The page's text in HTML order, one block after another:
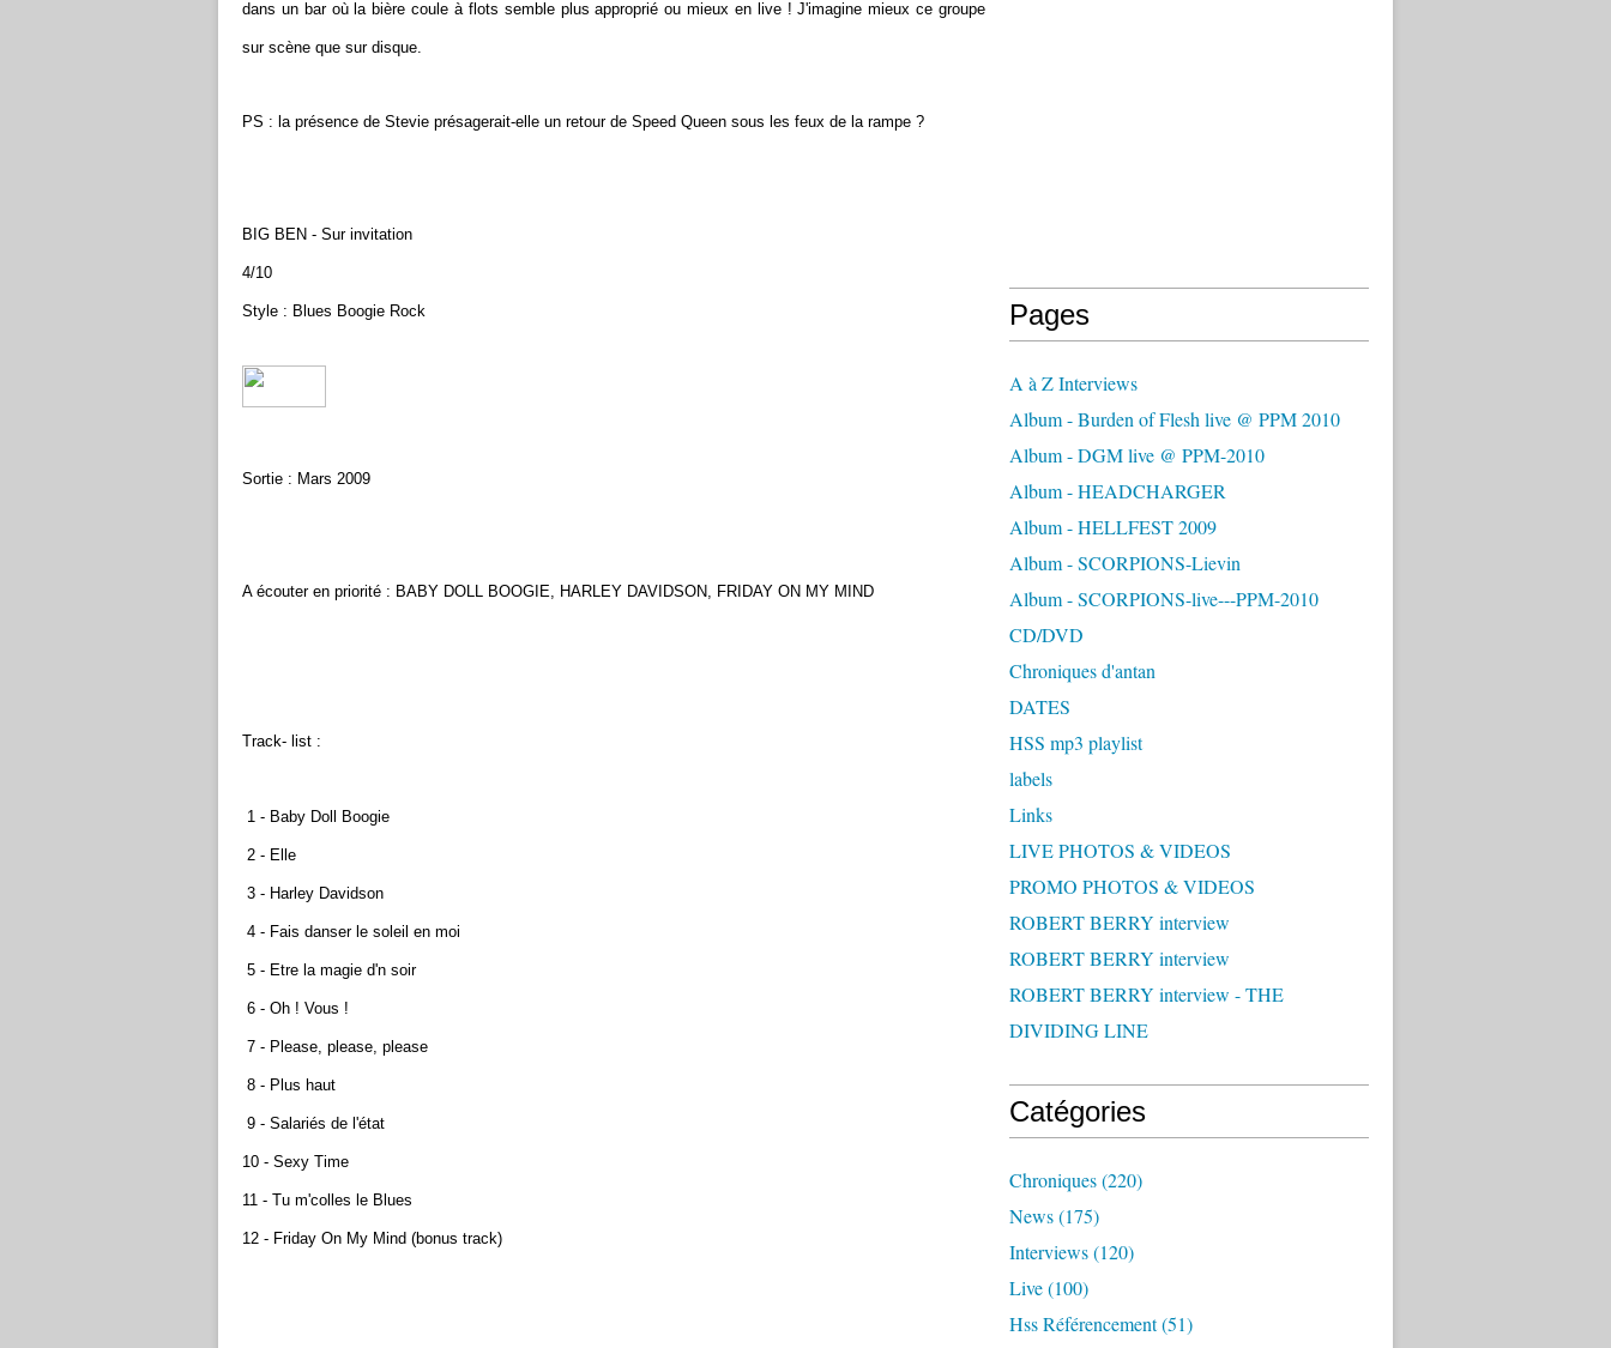
dans un bar où la bière coule à flots semble plus approprié ou mieux en live ! J'imagine mieux ce groupe
sur scène que sur disque.
PS : la présence de Stevie présagerait-elle un retour de Speed Queen sous les feux de la rampe ?
BIG BEN - Sur invitation
4/10
Style : Blues Boogie Rock
Sortie : Mars 2009
A écouter en priorité : BABY DOLL BOOGIE, HARLEY DAVIDSON, FRIDAY ON MY MIND
Track- list :
1 - Baby Doll Boogie
2 - Elle
3 - Harley Davidson
4 - Fais danser le soleil en moi
5 - Etre la magie d'n soir
6 - Oh ! Vous !
7 - Please, please, please
8 - Plus haut
9 - Salariés de l'état
10 - Sexy Time
11 - Tu m'colles le Blues
12 - Friday On My Mind (bonus track)
Pages
A à Z Interviews
Album - Burden of Flesh live @ PPM 2010
Album - DGM live @ PPM-2010
Album - HEADCHARGER
Album - HELLFEST 2009
Album - SCORPIONS-Lievin
Album - SCORPIONS-live---PPM-2010
CD/DVD
Chroniques d'antan
DATES
HSS mp3 playlist
labels
Links
LIVE PHOTOS & VIDEOS
PROMO PHOTOS & VIDEOS
ROBERT BERRY interview
ROBERT BERRY interview
ROBERT BERRY interview - THE
DIVIDING LINE
Catégories
Chroniques(220)
News(175)
Interviews(120)
Live(100)
Hss Référencement(51)